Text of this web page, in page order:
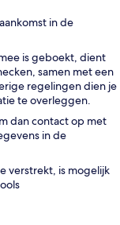
in de
is geboekt, dient
samen met een
regelingen dien je
te overleggen.
dan contact op met
in de
verstrekt, is mogelijk